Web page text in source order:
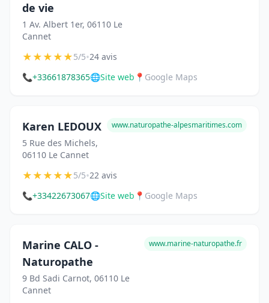
de vie
1 Av. Albert 1er, 06110 Le
Cannet
★★★★★5/5•24 avis
📞+33661878365🌐Site web 📍 Google Maps
Karen LEDOUX
5 Rue des Michels,
06110 Le Cannet
www.naturopathe-alpesmaritimes.com
★★★★★5/5•22 avis
📞+33422673067🌐Site web 📍 Google Maps
Marine CALO -
Naturopathe
9 Bd Sadi Carnot, 06110 Le
Cannet
www.marine-naturopathe.fr